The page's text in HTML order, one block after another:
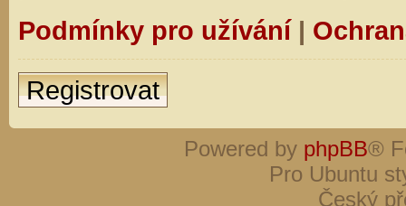
Podmínky pro užívání|
Registrovat
Powered by phpBB®
Pro Ubuntu
Český